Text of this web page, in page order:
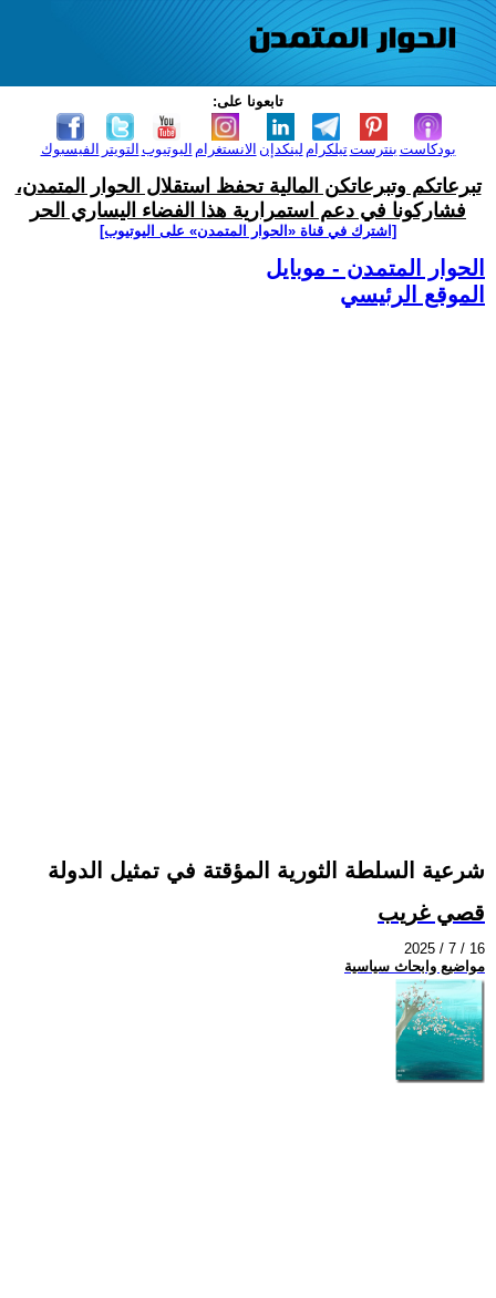
تابعونا على:
الفيسبوك التويتر اليوتيوب الانستغرام لينكدإن تيلكرامبنترست بودكاست
تبرعاتكم وتبرعاتكن المالية تحفظ استقلال الحوار المتمدن،
فشاركونا في دعم استمرارية هذا الفضاء اليساري الحر
[اشترك في قناة ‫«الحوار المتمدن» على اليوتيوب]
الحوار المتمدن - موبايل
الموقع الرئيسي
شرعية السلطة الثورية المؤقتة في تمثيل الدولة
قصي غريب
2025 / 7 / 16
مواضيع وابحاث سياسية